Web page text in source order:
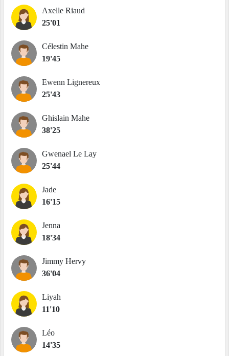
Axelle Riaud
25'01
Célestin Mahe
19'45
Ewenn Lignereux
25'43
Ghislain Mahe
38'25
Gwenael Le Lay
25'44
Jade
16'15
Jenna
18'34
Jimmy Hervy
36'04
Liyah
11'10
Léo
14'35